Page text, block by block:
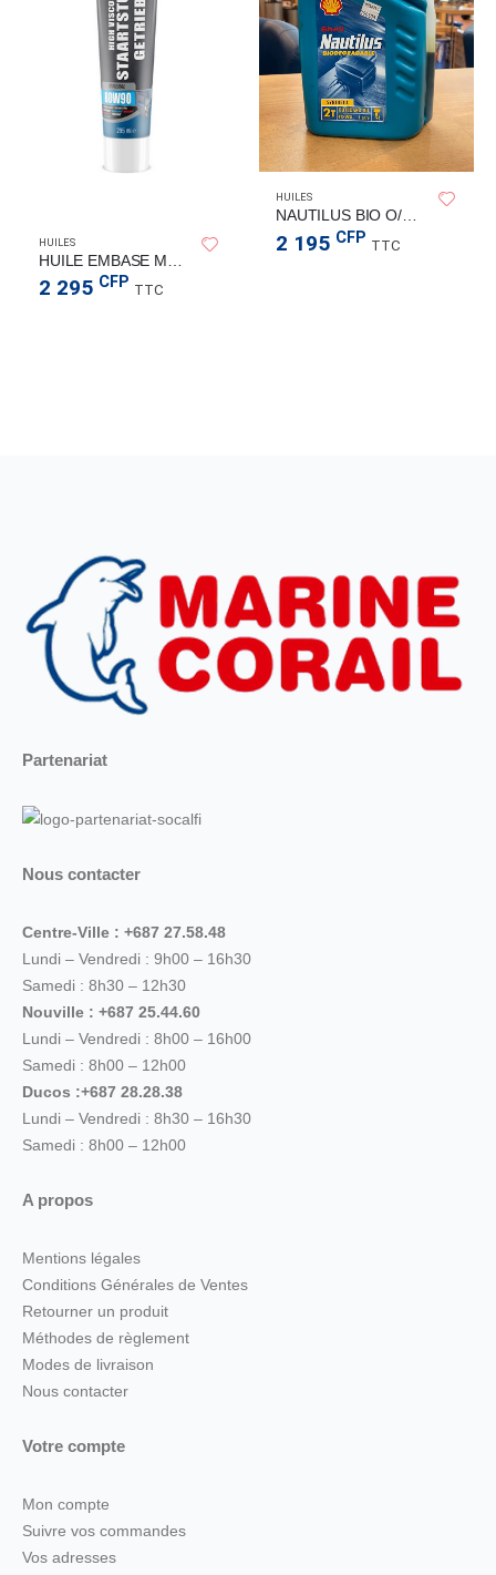
HUILES
2 295 CFP TTC
HUILES
NAUTILUS BIO O/B 1L
2 195 CFP TTC
Partenariat
Nous contacter
Centre-Ville : +687 27.58.48
Lundi – Vendredi : 9h00 – 16h30
Samedi : 8h30 – 12h30
Nouville : +687 25.44.60
Lundi – Vendredi : 8h00 – 16h00
Samedi : 8h00 – 12h00
Ducos :+687 28.28.38
Lundi – Vendredi : 8h30 – 16h30
Samedi : 8h00 – 12h00
A propos
Mentions légales
Conditions Générales de Ventes
Retourner un produit
Méthodes de règlement
Modes de livraison
Nous contacter
Votre compte
Mon compte
Suivre vos commandes
Vos adresses